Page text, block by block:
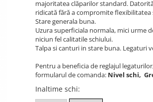
majoritatea clăparilor standard.
ridicată fără a compromite
Stare generala buna.
Uzura superficiala normala, mici urme
niciun fel calitatile schiului.
Talpa si canturi in stare buna. Legaturi
Pentru a beneficia de reglajul
formularul de comanda: Nivel schi,
Inaltime schi: